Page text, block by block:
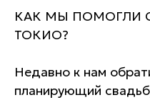
КАК МЫ ПОМОГЛИ
ТОКИО?
Недавно к нам
планирующий